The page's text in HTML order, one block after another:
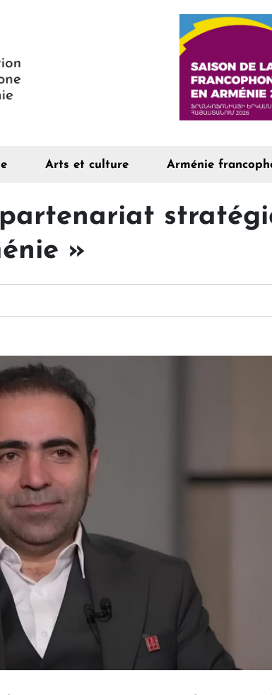
Arts et culture Arménie
»